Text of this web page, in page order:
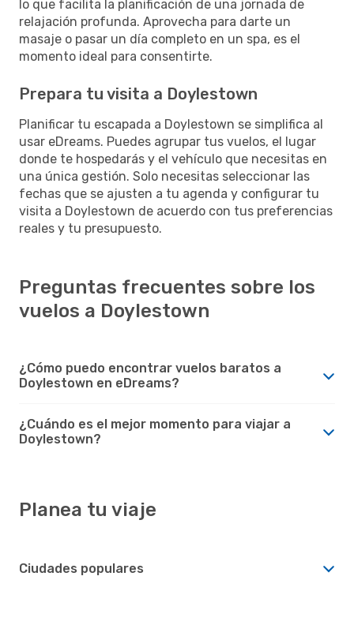
lo que facilita la planificación de una jornada de
relajación profunda. Aprovecha para darte un
masaje o pasar un día completo en un spa, es el
momento ideal para consentirte.
Prepara tu visita a Doylestown
Planificar tu escapada a Doylestown se simplifica al
usar eDreams. Puedes agrupar tus vuelos, el lugar
donde te hospedarás y el vehículo que necesitas en
una única gestión. Solo necesitas seleccionar las
fechas que se ajusten a tu agenda y configurar tu
visita a Doylestown de acuerdo con tus preferencias
reales y tu presupuesto.
Preguntas frecuentes sobre los
vuelos a Doylestown
¿Cómo puedo encontrar vuelos baratos a
Doylestown en eDreams?
¿Cuándo es el mejor momento para viajar a
Doylestown?
Planea tu viaje
Ciudades populares